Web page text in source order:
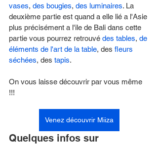
vases, des bougies, des luminaires. La
deuxième partie est quand a elle lié a l'Asie
plus précisément a l'ile de Bali dans cette
partie vous pourrez retrouvé des tables, de
éléments de l'art de la table, des fleurs
séchées, des tapis.
On vous laisse découvrir par vous même
!!!
Venez découvrir Miiza
Quelques infos sur